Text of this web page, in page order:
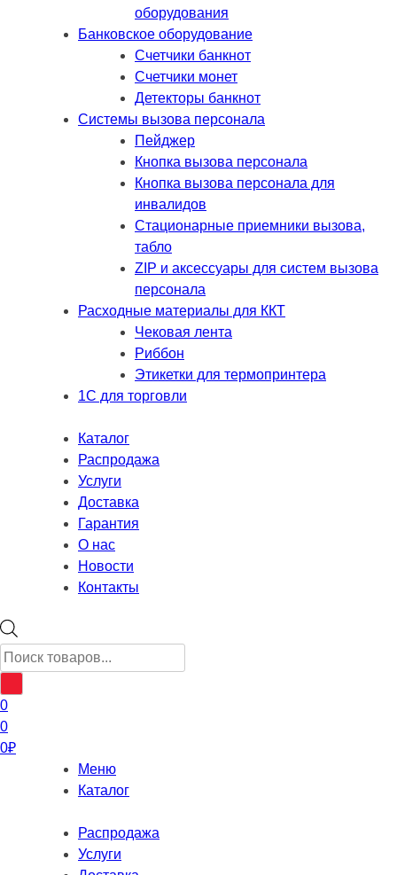
оборудования
Банковское оборудование
Счетчики банкнот
Счетчики монет
Детекторы банкнот
Системы вызова персонала
Пейджер
Кнопка вызова персонала
Кнопка вызова персонала для
инвалидов
Стационарные приемники вызова,
табло
ZIP и аксессуары для систем вызова
персонала
Расходные материалы для ККТ
Чековая лента
Риббон
Этикетки для термопринтера
1С для торговли
Каталог
Распродажа
Услуги
Доставка
Гарантия
О нас
Новости
Контакты
Поиск
товаров
0
0
0₽
Меню
Каталог
Распродажа
Услуги